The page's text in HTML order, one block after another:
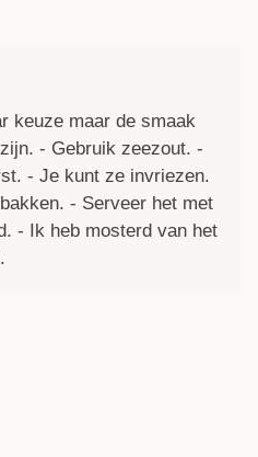
keuze maar de smaak
- Gebruik zeezout. -
- Je kunt ze invriezen.
- Serveer het met
- Ik heb mosterd van het